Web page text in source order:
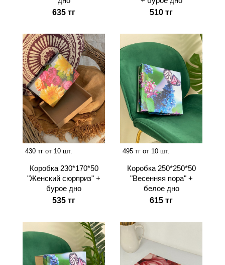
635 тг
510 тг
430 тг от 10 шт.
Коробка 230*170*50
"Женский сюрприз" +
бурое дно
535 тг
495 тг от 10 шт.
Коробка 250*250*50
"Весенняя пора" +
белое дно
615 тг